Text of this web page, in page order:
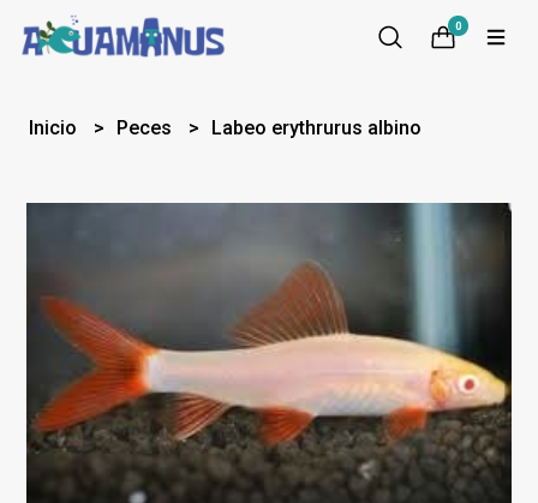
0
Inicio Peces Labeo erythrurus albino